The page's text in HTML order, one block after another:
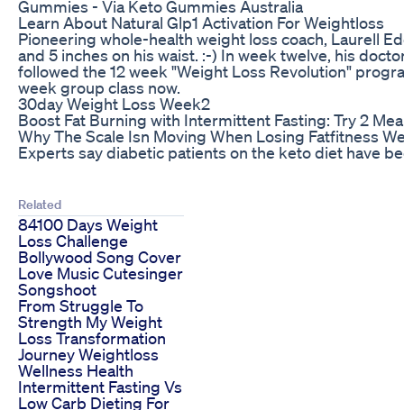
Gummies - Via Keto Gummies Australia
Learn About Natural Glp1 Activation For Weightloss
Pioneering whole-health weight loss coach, Laurell
and 5 inches on his waist. :-) In week twelve, his
followed the 12 week "Weight Loss Revolution"
week group class now.
30day Weight Loss Week2
Boost Fat Burning with Intermittent Fasting: Try 2
Why The Scale Isn Moving When Losing Fatfitness
Experts say diabetic patients on the keto diet have
Related
84100 Days Weight
Loss Challenge
Bollywood Song Cover
Love Music Cutesinger
Songshoot
From Struggle To
Strength My Weight
Loss Transformation
Journey Weightloss
Wellness Health
Intermittent Fasting Vs
Low Carb Dieting For